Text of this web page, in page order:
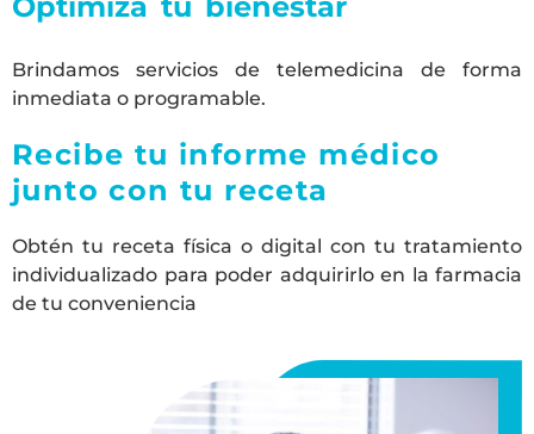
Brindamos servicios de telemedicina de forma
inmediata o programable.
Recibe tu informe médico
junto con tu receta
Obtén tu receta física o digital con tu tratamiento
individualizado para poder adquirirlo en la farmacia
de tu conveniencia